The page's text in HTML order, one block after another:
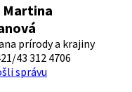
Martina
prírody a krajiny
43 312 4706
správu